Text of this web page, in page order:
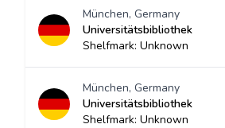
München, Germany
Universitätsbibliothek
Shelfmark: Unknown
München, Germany
Universitätsbibliothek
Shelfmark: Unknown